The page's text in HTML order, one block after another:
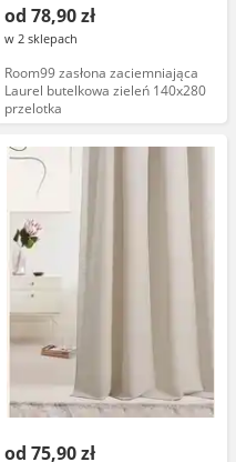
od 78,90 zł
w 2 sklepach
Room99 zasłona zaciemniająca
Laurel butelkowa zieleń 140x280
przelotka
od 75,90 zł